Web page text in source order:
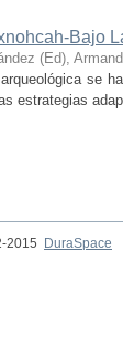
Bajo
(Ed),
se
estrategias
2015
DuraSpace